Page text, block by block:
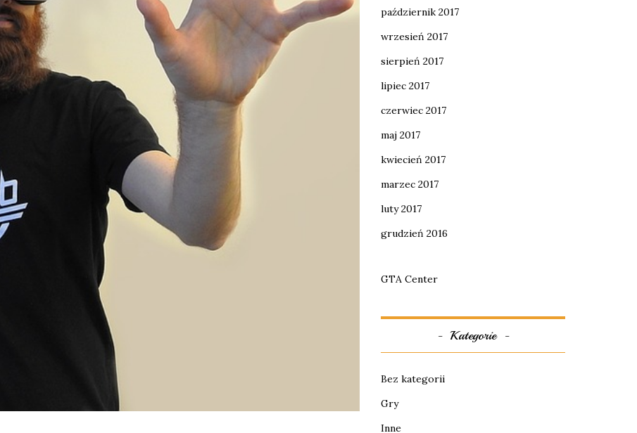
październik 2017
wrzesień 2017
sierpień 2017
lipiec 2017
czerwiec 2017
maj 2017
kwiecień 2017
marzec 2017
luty 2017
grudzień 2016
GTA Center
Kategorie
Bez kategorii
Gry
Inne